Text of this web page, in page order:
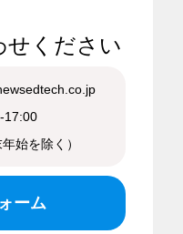
せください
17:00
始を除く）
ーム